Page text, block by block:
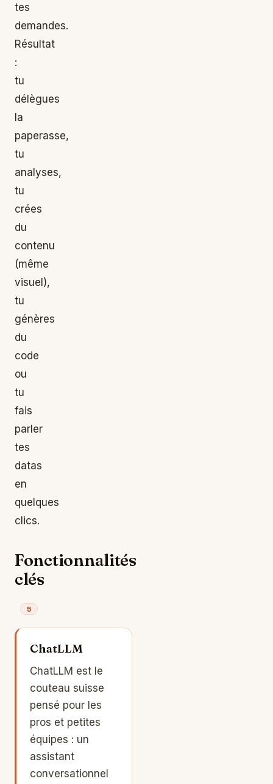
tes
demandes.
Résultat
:
tu
délègues
la
paperasse,
tu
analyses,
tu
crées
du
contenu
(même
visuel),
tu
génères
du
code
ou
tu
fais
parler
tes
datas
en
quelques
clics.
Fonctionnalités
clés
5
ChatLLM
ChatLLM est le
couteau suisse
pensé pour les
pros et petites
équipes : un
assistant
conversationnel